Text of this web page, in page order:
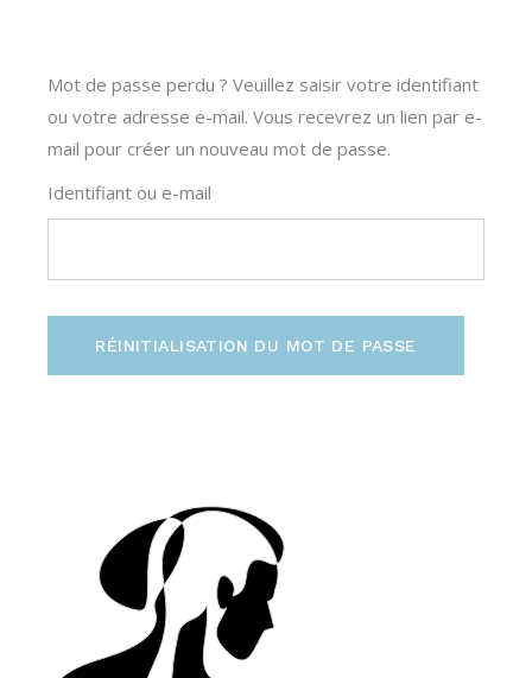
Mot de passe perdu ? Veuillez saisir votre identifiant
ou votre adresse e-mail. Vous recevrez un lien par e-
mail pour créer un nouveau mot de passe.
Identifiant ou e-mail
RÉINITIALISATION DU MOT DE PASSE